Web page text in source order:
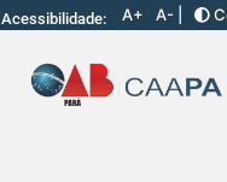
Acessibilidade: A+ A- |